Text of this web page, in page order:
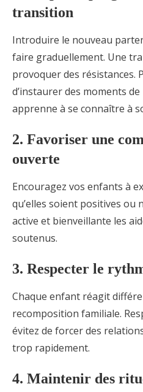
transition
Introduire le nouveau
faire graduellement. Une
provoquer des résistances.
d’instaurer des moments
apprenne à se connaître à
2. Favoriser une
ouverte
Encouragez vos enfants à
qu’elles soient positives ou
active et bienveillante les
soutenus.
3. Respecter le
Chaque enfant réagit
recomposition familiale.
évitez de forcer des
trop rapidement.
4. Maintenir des